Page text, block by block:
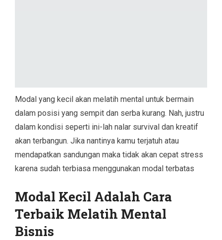
Modal yang kecil akan melatih mental untuk bermain
dalam posisi yang sempit dan serba kurang. Nah, justru
dalam kondisi seperti ini-lah nalar survival dan kreatif
akan terbangun. Jika nantinya kamu terjatuh atau
mendapatkan sandungan maka tidak akan cepat stress
karena sudah terbiasa menggunakan modal terbatas
Modal Kecil Adalah Cara
Terbaik Melatih Mental
Bisnis